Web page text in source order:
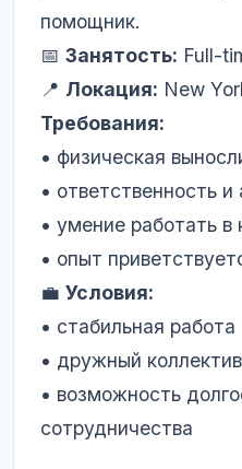
помощник.
📅 Занятость: Full-
📍 Локация: New
Требования:
• физическая
• ответственность и
• умение работать в
• опыт
💼 Условия:
• стабильная работа
• дружный коллектив
• возможность
сотрудничества